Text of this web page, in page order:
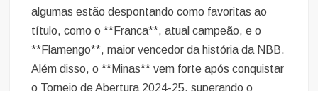
algumas estão despontando como favoritas ao
título, como o **Franca**, atual campeão, e o
**Flamengo**, maior vencedor da história da NBB.
Além disso, o **Minas** vem forte após conquistar
o Torneio de Abertura 2024-25, superando o